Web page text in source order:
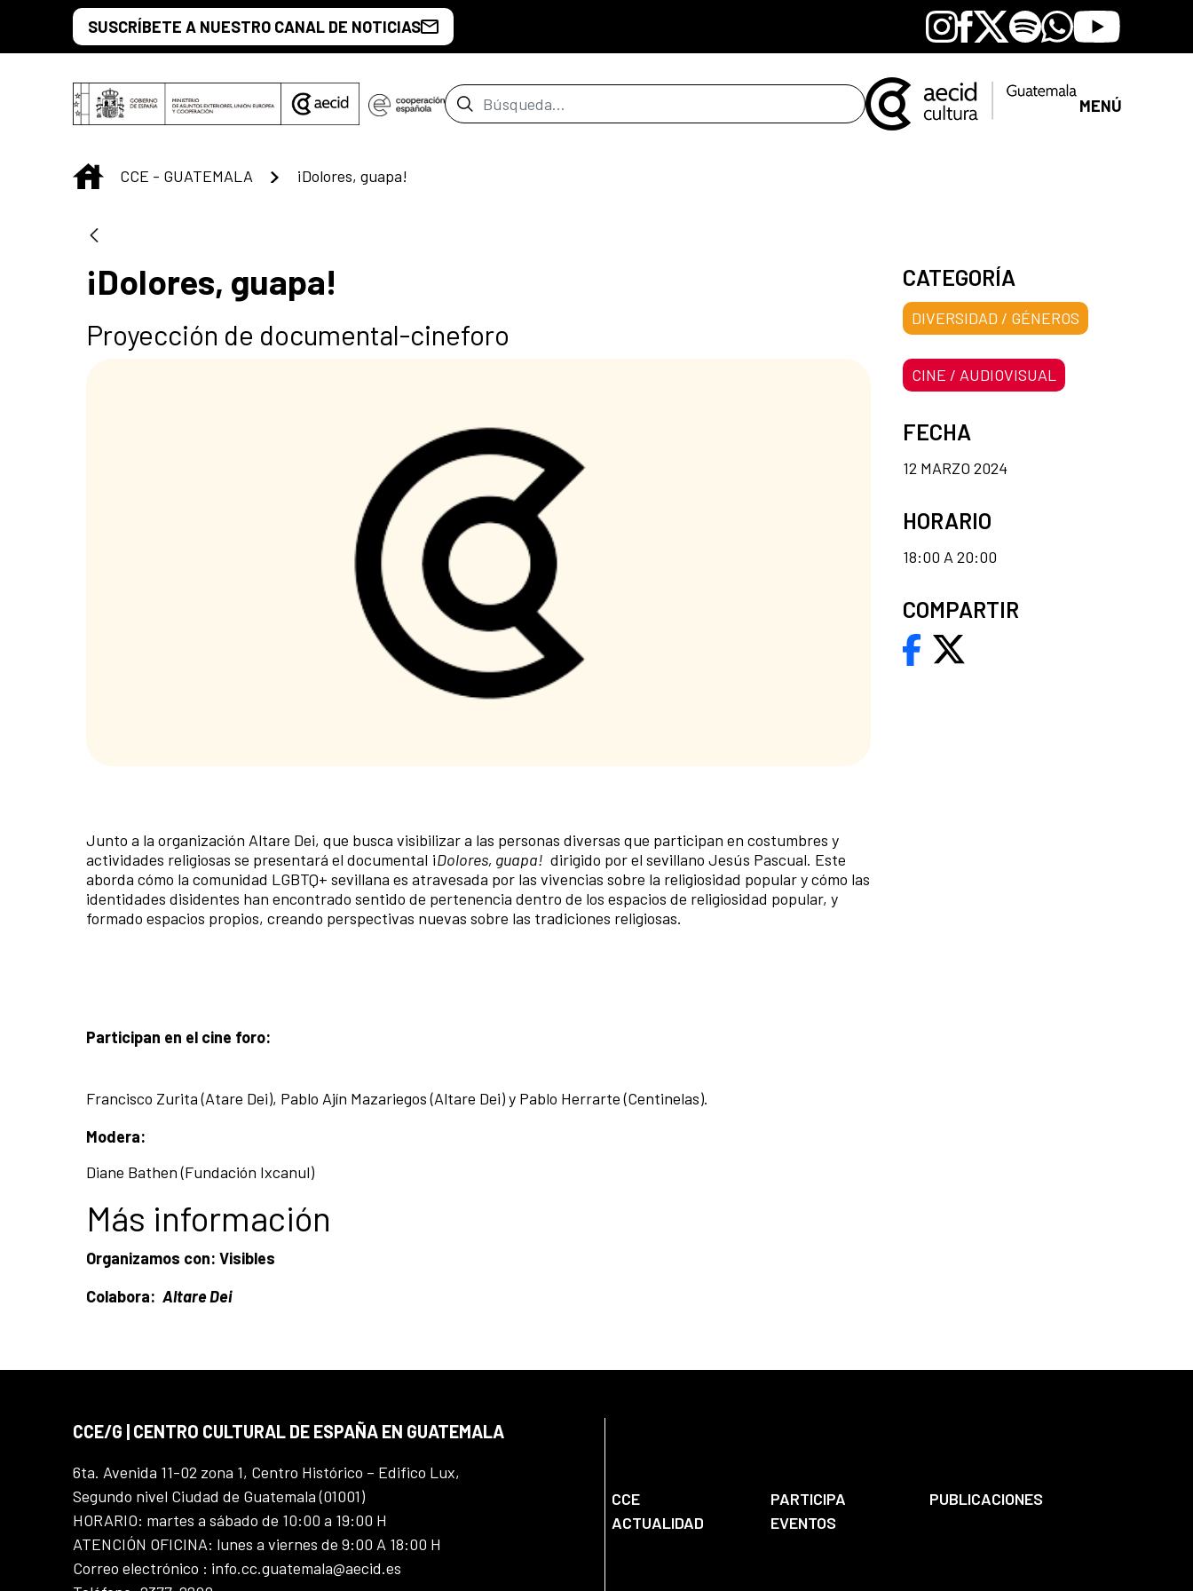
Saltar al contenido principal
SUSCRÍBETE A NUESTRO CANAL DE NOTICIAS Instagram
Facebook
X SpotifyWhatsapp
Youtube
Barra de búsqueda MENÚ
INICIO
CCE - GUATEMALA ¡Dolores, guapa!
¡Dolores, guapa!
Proyección de documental-cineforo
Junto a la organización Altare Dei, que busca visibilizar a las personas diversas que participan en costumbres y
actividades religiosas se presentará el documental ¡Dolores, guapa! dirigido por el sevillano Jesús Pascual. Este
aborda cómo la comunidad LGBTQ+ sevillana es atravesada por las vivencias sobre la religiosidad popular y cómo las
identidades disidentes han encontrado sentido de pertenencia dentro de los espacios de religiosidad popular, y
formado espacios propios, creando perspectivas nuevas sobre las tradiciones religiosas.
Participan en el cine foro:
Francisco Zurita (Atare Dei), Pablo Ajín Mazariegos (Altare Dei) y Pablo Herrarte (Centinelas).
Modera:
Diane Bathen (Fundación Ixcanul)
Más información
Organizamos con: Visibles
Colabora: Altare Dei
CATEGORÍA
DIVERSIDAD / GÉNEROS
CINE / AUDIOVISUAL
FECHA
12 MARZO 2024
HORARIO
18:00 A 20:00
COMPARTIR
CCE/G | CENTRO CULTURAL DE ESPAÑA EN GUATEMALA
6ta. Avenida 11-02 zona 1, Centro Histórico – Edifico Lux,
Segundo nivel Ciudad de Guatemala (01001)
HORARIO: martes a sábado de 10:00 a 19:00 H
ATENCIÓN OFICINA: lunes a viernes de 9:00 A 18:00 H
Correo electrónico : info.cc.guatemala@aecid.es
CCE PARTICIPA
PUBLICACIONES
ACTUALIDAD
EVENTOS